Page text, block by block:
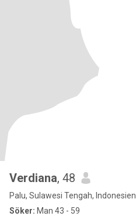
Verdiana, 48
Palu, Sulawesi Tengah, Indonesien
Söker: Man 43 - 59